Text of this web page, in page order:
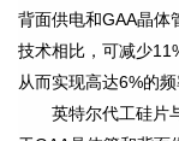
背面供电和GAA晶体
技术相比，可减少
从而实现高达6%的
英特尔代工硅片